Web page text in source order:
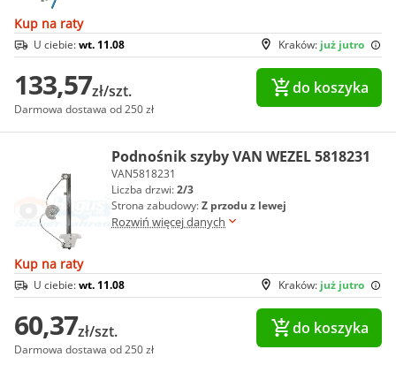
Kup na raty
Kraków: już jutro
U ciebie:wt. 11.08
133,57zł/szt.
Darmowa dostawa od 250 zł
do koszyka
Podnośnik szyby VAN WEZEL 5818231
VAN5818231
Liczba drzwi:2/3
Strona zabudowy:Z przodu z lewej
Rozwiń więcej danych
Kup na raty
Kraków: już jutro
U ciebie:wt. 11.08
60,37zł/szt.
Darmowa dostawa od 250 zł
do koszyka